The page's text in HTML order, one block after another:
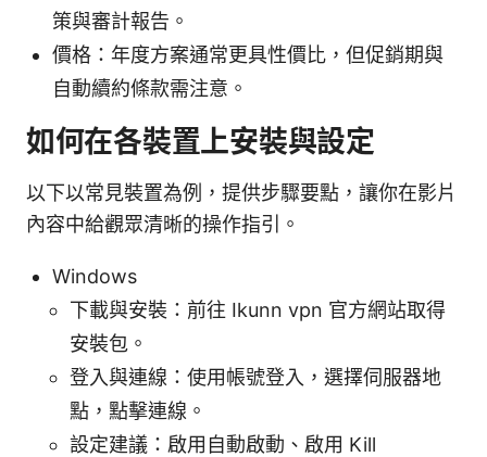
策與審計報告。
價格：年度方案通常更具性價比，但促銷期與
自動續約條款需注意。
如何在各裝置上安裝與設定
以下以常見裝置為例，提供步驟要點，讓你在影片
內容中給觀眾清晰的操作指引。
Windows
下載與安裝：前往 Ikunn vpn 官方網站取得
安裝包。
登入與連線：使用帳號登入，選擇伺服器地
點，點擊連線。
設定建議：啟用自動啟動、啟用 Kill